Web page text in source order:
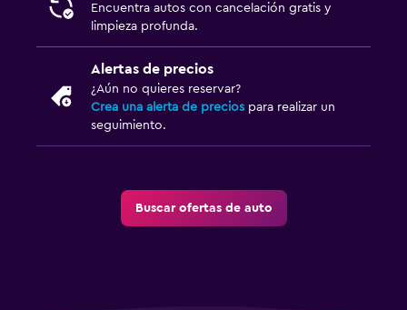
Encuentra autos con cancelación gratis y
limpieza profunda.
Alertas de precios
¿Aún no quieres reservar?
Crea una alerta de precios para realizar un
seguimiento.
Buscar ofertas de auto